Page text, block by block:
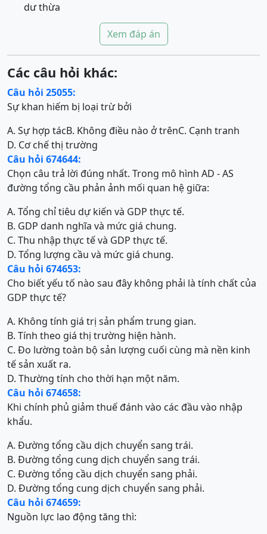
dư thừa
Xem đáp án
Các câu hỏi khác:
Câu hỏi 25055:
Sự khan hiếm bị loại trừ bởi
A. Sự hợp tácB. Không điều nào ở trênC. Cạnh tranh
D. Cơ chế thị trường
Câu hỏi 674644:
Chọn câu trả lời đúng nhất. Trong mô hình AD - AS
đường tổng cầu phản ảnh mối quan hệ giữa:
A. Tổng chỉ tiêu dự kiến và GDP thực tế.
B. GDP danh nghĩa và mức giá chung.
C. Thu nhập thực tế và GDP thực tế.
D. Tổng lượng cầu và mức giá chung.
Câu hỏi 674653:
Cho biết yếu tố nào sau đây không phải là tính chất của
GDP thực tế?
A. Không tính giá trị sản phẩm trung gian.
B. Tính theo giá thị trường hiện hành.
C. Đo lường toàn bộ sản lượng cuối cùng mà nền kinh
tế sản xuất ra.
D. Thường tính cho thời hạn một năm.
Câu hỏi 674658:
Khi chính phủ giảm thuế đánh vào các đầu vào nhập
khẩu.
A. Đường tổng cầu dịch chuyển sang trái.
B. Đường tổng cung dịch chuyển sang trái.
C. Đường tổng cầu dịch chuyển sang phải.
D. Đường tổng cung dịch chuyển sang phải.
Câu hỏi 674659:
Nguồn lực lao động tăng thì: